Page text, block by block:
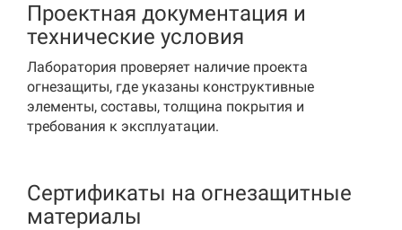
Проектная документация и
технические условия
Лаборатория проверяет наличие проекта
огнезащиты, где указаны конструктивные
элементы, составы, толщина покрытия и
требования к эксплуатации.
Сертификаты на огнезащитные
материалы